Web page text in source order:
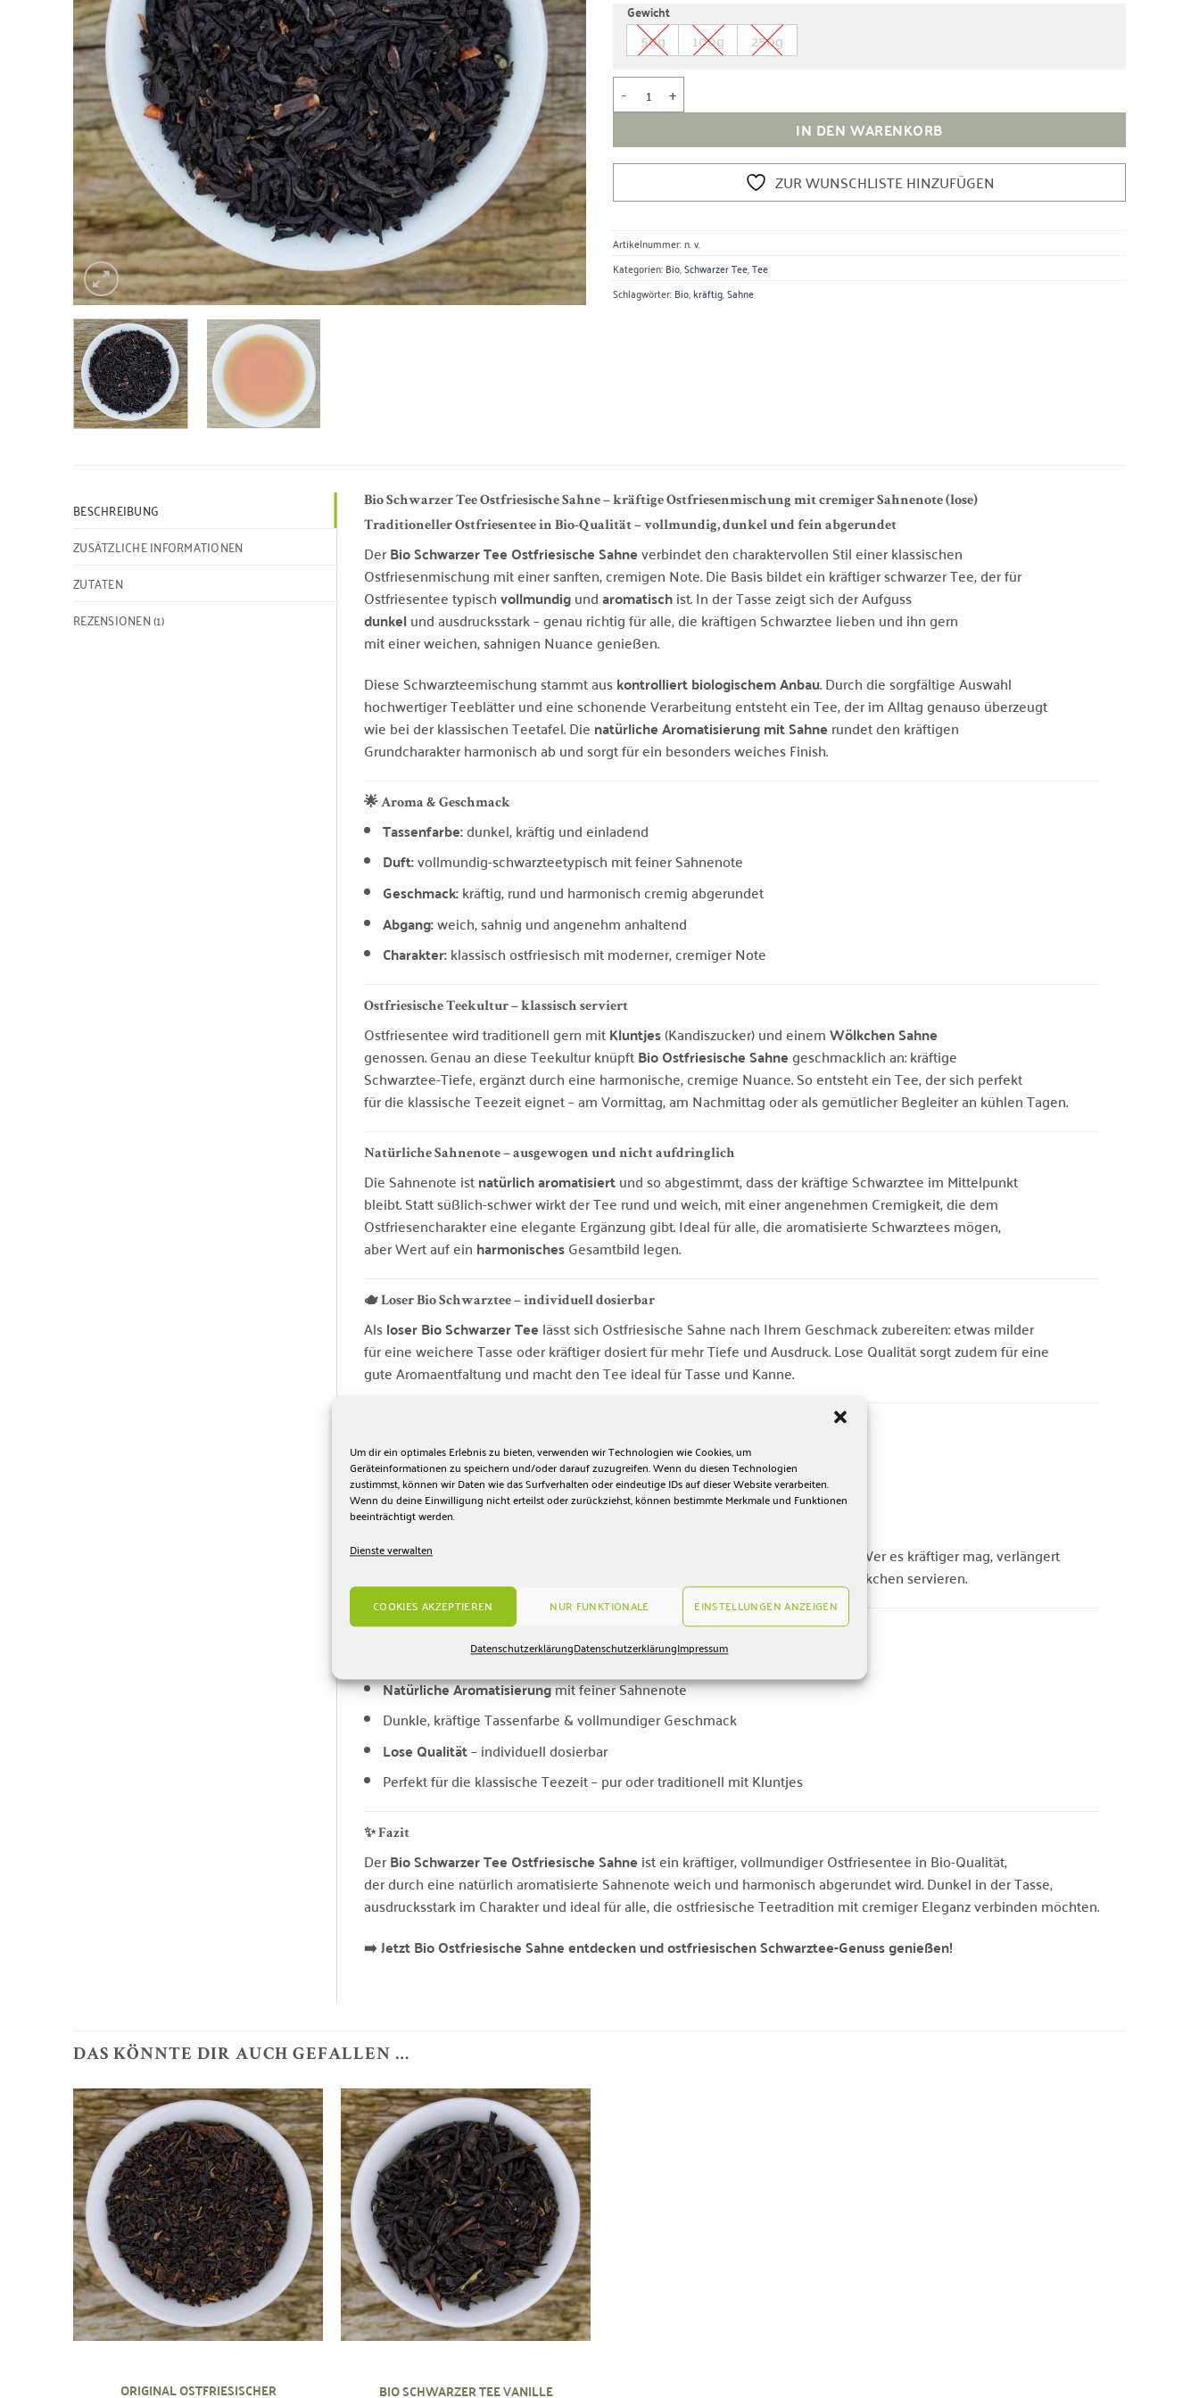
Um dir ein optimales Erlebnis zu bieten, verwenden wir Technologien wie Cookies, um
Geräteinformationen zu speichern und/oder darauf zuzugreifen. Wenn du diesen Technologien
zustimmst, können wir Daten wie das Surfverhalten oder eindeutige IDs auf dieser Website verarbeiten.
Wenn du deine Einwilligung nicht erteilst oder zurückziehst, können bestimmte Merkmale und Funktionen
beeinträchtigt werden.
Dienste verwalten
COOKIES AKZEPTIEREN NUR FUNKTIONALE EINSTELLUNGEN ANZEIGEN
DatenschutzerklärungDatenschutzerklärungImpressum
Kundenbewertung
Gewicht
50g 100g 250g
Bio Schwarzer Tee Ostfriesische Sahne Menge
IN DEN WARENKORB
ZUR WUNSCHLISTE HINZUFÜGEN
Artikelnummer:n. v.
Kategorien:Bio,Schwarzer Tee,Tee
Schlagwörter:Bio,kräftig,Sahne
BESCHREIBUNG
ZUSÄTZLICHE INFORMATIONEN
ZUTATEN
REZENSIONEN (1)
Bio Schwarzer Tee Ostfriesische Sahne – kräftige Ostfriesenmischung mit cremiger Sahnenote (lose)
Traditioneller Ostfriesentee in Bio-Qualität – vollmundig, dunkel und fein abgerundet
DerBio Schwarzer Tee Ostfriesische Sahneverbindet den charaktervollen Stil einer klassischen
Ostfriesenmischung mit einer sanften, cremigen Note. Die Basis bildet ein kräftiger schwarzer Tee, der für
Ostfriesentee typischvollmundigundaromatischist. In der Tasse zeigt sich der Aufguss
dunkelund ausdrucksstark – genau richtig für alle, die kräftigen Schwarztee lieben und ihn gern
mit einer weichen, sahnigen Nuance genießen.
Diese Schwarzteemischung stammt auskontrolliert biologischem Anbau. Durch die sorgfältige Auswahl
hochwertiger Teeblätter und eine schonende Verarbeitung entsteht ein Tee, der im Alltag genauso überzeugt
wie bei der klassischen Teetafel. Die natürliche Aromatisierung mit Sahne rundet den kräftigen
Grundcharakter harmonisch ab und sorgt für ein besonders weiches Finish.
🌟 Aroma & Geschmack
Tassenfarbe:dunkel, kräftig und einladend
Duft:vollmundig-schwarzteetypisch mit feiner Sahnenote
Geschmack:kräftig, rund und harmonisch cremig abgerundet
Abgang:weich, sahnig und angenehm anhaltend
Charakter:klassisch ostfriesisch mit moderner, cremiger Note
Ostfriesische Teekultur – klassisch serviert
Ostfriesentee wird traditionell gern mitKluntjes(Kandiszucker) und einemWölkchen Sahne
genossen. Genau an diese Teekultur knüpftBio Ostfriesische Sahnegeschmacklich an: kräftige
Schwarztee-Tiefe, ergänzt durch eine harmonische, cremige Nuance. So entsteht ein Tee, der sich perfekt
für die klassische Teezeit eignet – am Vormittag, am Nachmittag oder als gemütlicher Begleiter an kühlen Tagen.
Natürliche Sahnenote – ausgewogen und nicht aufdringlich
Die Sahnenote istnatürlich aromatisiertund so abgestimmt, dass der kräftige Schwarztee im Mittelpunkt
bleibt. Statt süßlich-schwer wirkt der Tee rund und weich, mit einer angenehmen Cremigkeit, die dem
Ostfriesencharakter eine elegante Ergänzung gibt. Ideal für alle, die aromatisierte Schwarztees mögen,
aber Wert auf ein harmonischesGesamtbild legen.
🫖 Loser Bio Schwarztee – individuell dosierbar
Alsloser Bio Schwarzer Tee lässt sich Ostfriesische Sahne nach Ihrem Geschmack zubereiten: etwas milder
für eine weichere Tasse oder kräftiger dosiert für mehr Tiefe und Ausdruck. Lose Qualität sorgt zudem für eine
gute Aromaentfaltung und macht den Tee ideal für Tasse und Kanne.
Menge:1 Teelöffel pro Tasse (250 ml) (~2–3 g)
Wassertemperatur:95–100 °C
Ziehzeit:3–5 Minuten
Tipp: Für ein besonders rundes Ergebnis den Tee eher 3 Minuten ziehen lassen. Wer es kräftiger mag, verlängert
auf 4–5 Minuten. Klassisch ostfriesisch mit Kluntjes und einem kleinen Sahnewölkchen servieren.
✅ Vorteile auf einen Blick
Bio Schwarzer Tee Ostfriesische Sahne– kräftige Ostfriesenmischung
Natürliche Aromatisierungmit feiner Sahnenote
Dunkle, kräftige Tassenfarbe & vollmundiger Geschmack
Lose Qualität– individuell dosierbar
Perfekt für die klassische Teezeit – pur oder traditionell mit Kluntjes
✨ Fazit
DerBio Schwarzer Tee Ostfriesische Sahne ist ein kräftiger, vollmundiger Ostfriesentee in Bio-Qualität,
der durch eine natürlich aromatisierte Sahnenote weich und harmonisch abgerundet wird. Dunkel in der Tasse,
ausdrucksstark im Charakter und ideal für alle, die ostfriesische Teetradition mit cremiger Eleganz verbinden möchten.
➡️ Jetzt Bio Ostfriesische Sahne entdecken und ostfriesischen Schwarztee-Genuss genießen!
DAS KÖNNTE DIR AUCH GEFALLEN …
Zur
Wunschliste
hinzufügen
ORIGINAL OSTFRIESISCHER
Zur
Wunschliste
hinzufügen
BIO SCHWARZER TEE VANILLE